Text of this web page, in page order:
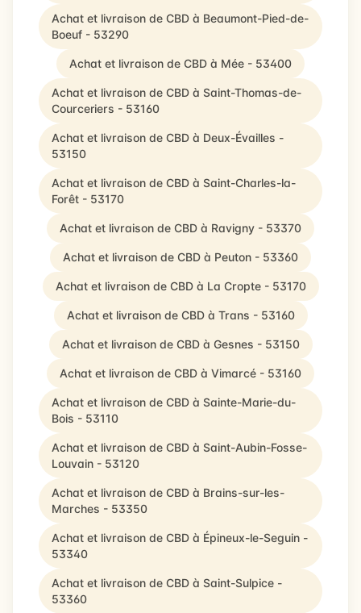
Achat et livraison de CBD à Beaumont-Pied-de-
Boeuf - 53290
Achat et livraison de CBD à Mée - 53400
Achat et livraison de CBD à Saint-Thomas-de-
Courceriers - 53160
Achat et livraison de CBD à Deux-Évailles -
53150
Achat et livraison de CBD à Saint-Charles-la-
Forêt - 53170
Achat et livraison de CBD à Ravigny - 53370
Achat et livraison de CBD à Peuton - 53360
Achat et livraison de CBD à La Cropte - 53170
Achat et livraison de CBD à Trans - 53160
Achat et livraison de CBD à Gesnes - 53150
Achat et livraison de CBD à Vimarcé - 53160
Achat et livraison de CBD à Sainte-Marie-du-
Bois - 53110
Achat et livraison de CBD à Saint-Aubin-Fosse-
Louvain - 53120
Achat et livraison de CBD à Brains-sur-les-
Marches - 53350
Achat et livraison de CBD à Épineux-le-Seguin -
53340
Achat et livraison de CBD à Saint-Sulpice -
53360